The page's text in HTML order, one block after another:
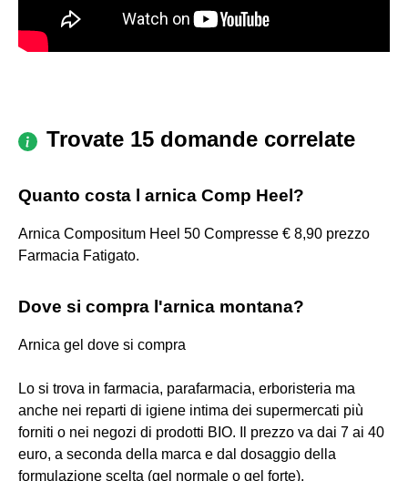
Trovate 15 domande correlate
Quanto costa l arnica Comp Heel?
Arnica Compositum Heel 50 Compresse € 8,90 prezzo
Farmacia Fatigato.
Dove si compra l'arnica montana?
Arnica gel dove si compra
Lo si trova in farmacia, parafarmacia, erboristeria ma
anche nei reparti di igiene intima dei supermercati più
forniti o nei negozi di prodotti BIO. Il prezzo va dai 7 ai 40
euro, a seconda della marca e dal dosaggio della
formulazione scelta (gel normale o gel forte).